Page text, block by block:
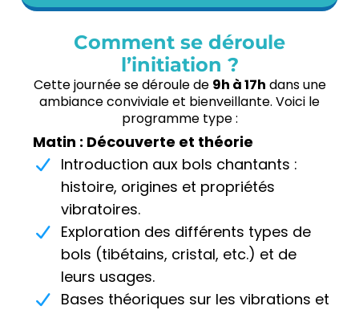
Comment se déroule
l’initiation ?
Cette journée se déroule de 9h à 17h dans une
ambiance conviviale et bienveillante. Voici le
programme type :
Matin : Découverte et théorie
Introduction aux bols chantants :
histoire, origines et propriétés
vibratoires.
Exploration des différents types de
bols (tibétains, cristal, etc.) et de
leurs usages.
Bases théoriques sur les vibrations et